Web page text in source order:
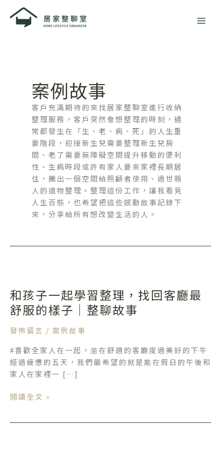
案例故事
客戶充滿期待的來找居家整聊室進行收納
整理服務，客戶突然會想整理的時刻，通
常都發生在「生、老、病、死」的人生重
要階段，迎接新生兒需要整理新生兒房
間、老了需要無障礙空間提升移動的便利
性、生病時段或許有家人要來家裡長期居
住，騰出一個空間給照顧者使用、過世親
人的遺物整理。整理這份工作，讓我看見
人生百態，也希望把這些感動故事記錄下
來，分享給所有想改變生活的人。
和孩子一起學習整理，找回客廳最
舒服的樣子｜整聊故事
發佈留言 / 案例故事
#喜歡全家人在一起，坐在舒適的客廳度過美好的下午
經過疲憊的五天，我們最希望的就是能在假日的午後和
家人在家裡一 […]
和
子
一
起
學
整
理，
找
客
最
服
閱讀全文 »
用